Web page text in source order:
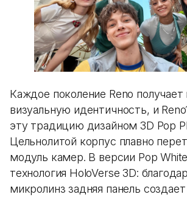
Каждое поколение Reno
визуальную идентичность, и
эту традицию дизайном 3D Pop
Цельнолитой корпус плавно
модуль камер. В версии Pop
технология HoloVerse 3D:
микролинз задняя панель